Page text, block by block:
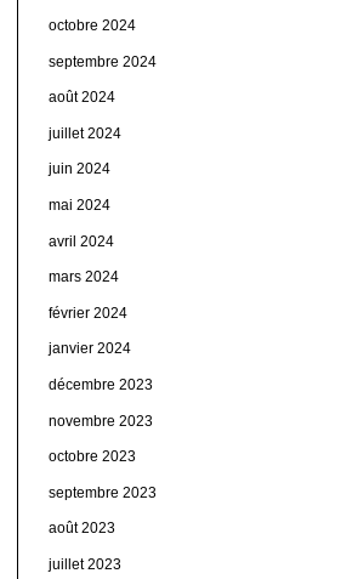
octobre 2024
septembre 2024
août 2024
juillet 2024
juin 2024
mai 2024
avril 2024
mars 2024
février 2024
janvier 2024
décembre 2023
novembre 2023
octobre 2023
septembre 2023
août 2023
juillet 2023